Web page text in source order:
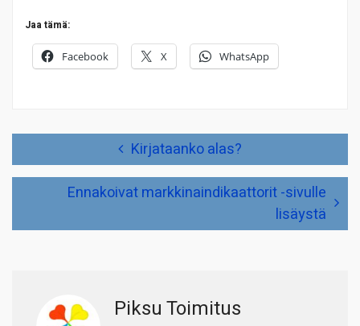
Jaa tämä:
Facebook X WhatsApp
Kirjataanko alas?
Ennakoivat markkinaindikaattorit -sivulle
lisäystä
Piksu Toimitus